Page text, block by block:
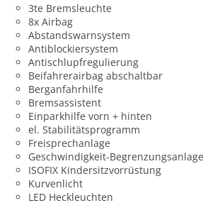
3te Bremsleuchte
8x Airbag
Abstandswarnsystem
Antiblockiersystem
Antischlupfregulierung
Beifahrerairbag abschaltbar
Berganfahrhilfe
Bremsassistent
Einparkhilfe vorn + hinten
el. Stabilitätsprogramm
Freisprechanlage
Geschwindigkeit-Begrenzungsanlage
ISOFIX Kindersitzvorrüstung
Kurvenlicht
LED Heckleuchten